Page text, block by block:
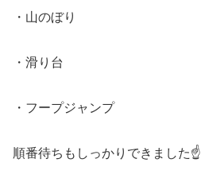
・山のぼり
・滑り台
・フープジャンプ
順番待ちもしっかりできました☝